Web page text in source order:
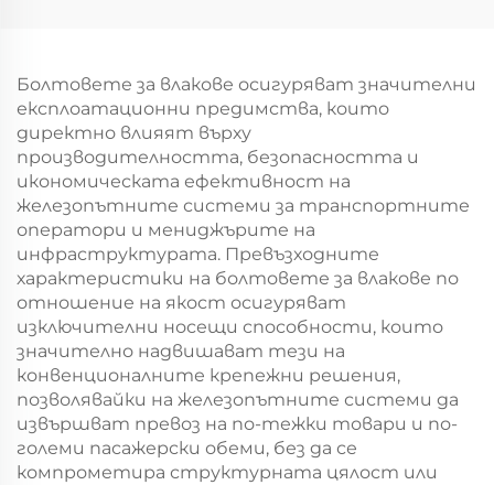
Болтовете за влакове осигуряват значителни
експлоатационни предимства, които
директно влияят върху
производителността, безопасността и
икономическата ефективност на
железопътните системи за транспортните
оператори и мениджърите на
инфраструктурата. Превъзходните
характеристики на болтовете за влакове по
отношение на якост осигуряват
изключителни носещи способности, които
значително надвишават тези на
конвенционалните крепежни решения,
позволявайки на железопътните системи да
извършват превоз на по-тежки товари и по-
големи пасажерски обеми, без да се
компрометира структурната цялост или